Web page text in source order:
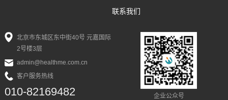
联系我们
北京市东城区东中街40号 元嘉国际
2号楼3层
admin@healthme.com.cn
客户服务热线
010-82169482 企业公众号